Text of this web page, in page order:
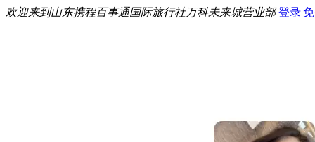
欢迎来到山东携程百事通国际旅行社万科未来城营业部登录|